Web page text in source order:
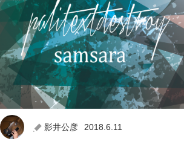
影井公彦 2018.6.11